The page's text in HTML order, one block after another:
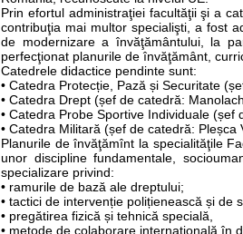
Prin efortul administraţiei facultăţii şi a
contribuţia mai multor specialişti, a fost
de modernizare a învăţământului, la
perfecţionat planurile de învăţământ,
Catedrele didactice pendinte sunt:
• Catedra Protecție, Pază și Securitate
• Catedra Drept (șef de catedră:
• Catedra Probe Sportive Individuale (șef
• Catedra Militară (șef de catedră: Pleșca
Planurile de învăţămînt la specialităţile
unor discipline fundamentale,
specializare privind:
• ramurile de bază ale dreptului;
• tactici de intervenție polițienească și de
• pregătirea fizică și tehnică specială,
• metode de colaborare internațională în